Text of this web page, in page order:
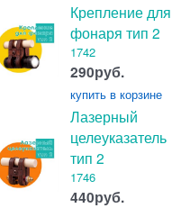
Крепление для
фонаря тип 2
1742
290руб.
купить в корзине
Лазерный
целеуказатель
тип 2
1746
440руб.